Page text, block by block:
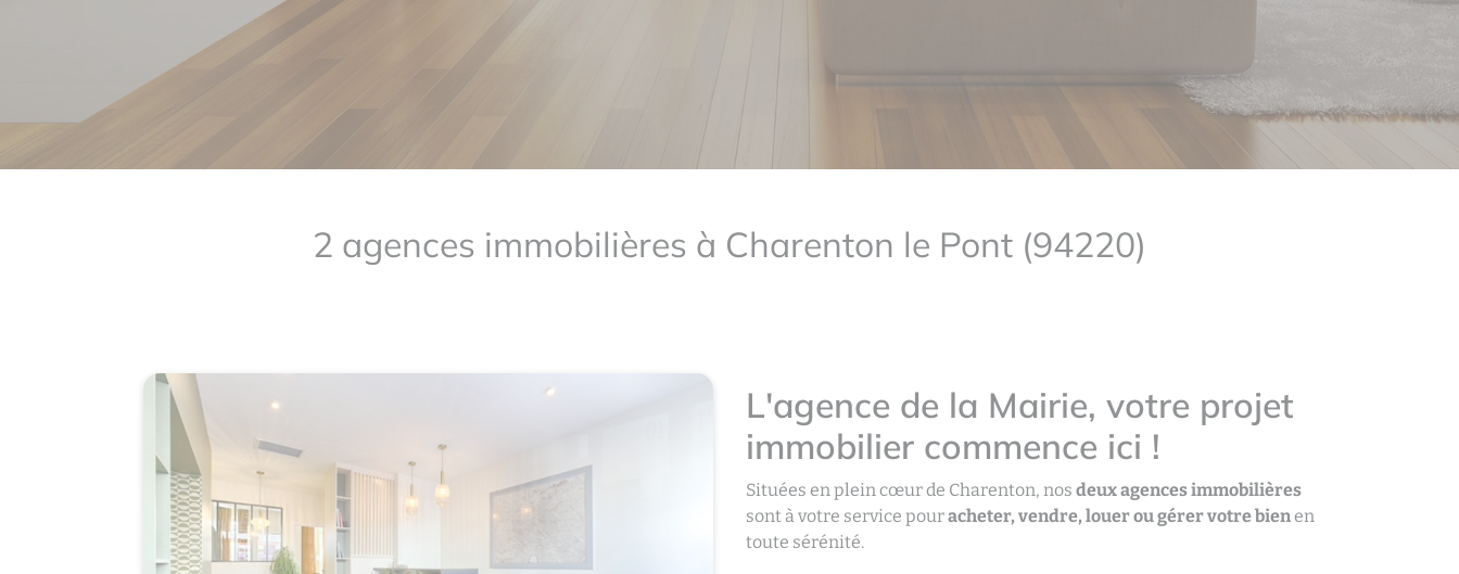
2 agences immobilières à Charenton le Pont (94220)
L'agence de la Mairie, votre projet
immobilier commence ici !
Situées en plein cœur de Charenton, nos deux agences immobilières
sont à votre service pouracheter, vendre, louer ou gérer votre bien en
toute sérénité.